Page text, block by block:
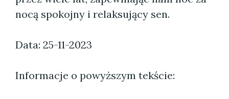
nocą spokojny i relaksujący sen.
Data: 25-11-2023
Informacje o powyższym tekście: